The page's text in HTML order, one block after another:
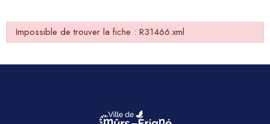
Impossible de trouver la fiche : R31466.xml